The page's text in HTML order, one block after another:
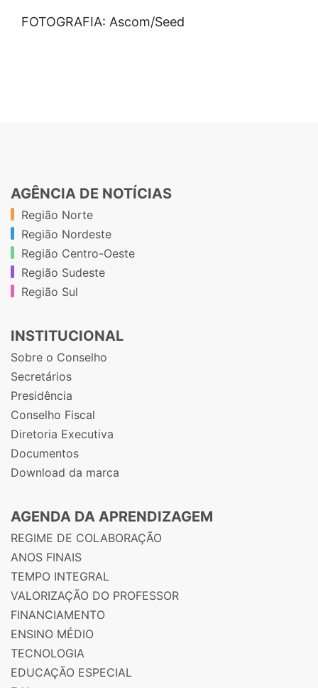
FOTOGRAFIA: Ascom/Seed
AGÊNCIA DE NOTÍCIAS
Região Norte
Região Nordeste
Região Centro-Oeste
Região Sudeste
Região Sul
INSTITUCIONAL
Sobre o Conselho
Secretários
Presidência
Conselho Fiscal
Diretoria Executiva
Documentos
Download da marca
AGENDA DA APRENDIZAGEM
REGIME DE COLABORAÇÃO
ANOS FINAIS
TEMPO INTEGRAL
VALORIZAÇÃO DO PROFESSOR
FINANCIAMENTO
ENSINO MÉDIO
TECNOLOGIA
EDUCAÇÃO ESPECIAL